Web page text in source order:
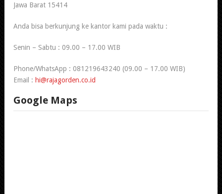
Jawa Barat 15414
Anda bisa berkunjung ke kantor kami pada waktu :
Senin – Sabtu : 09.00 – 17.00 WIB
Phone/WhatsApp : 081219643240 (09.00 – 17.00 WIB)
Email : hi@rajagorden.co.id
Google Maps